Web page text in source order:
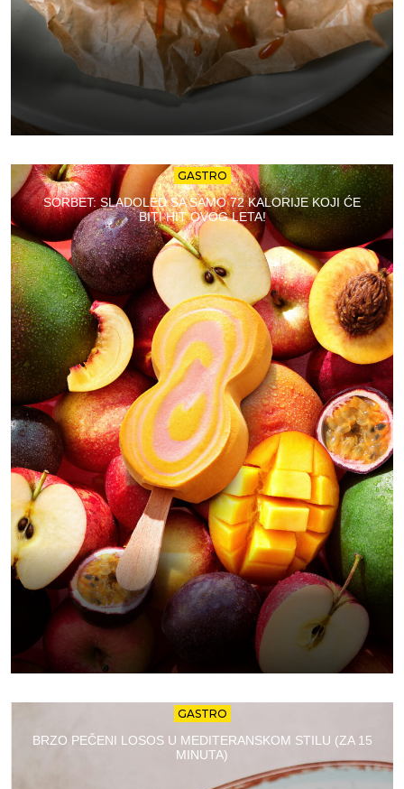
GASTRO
SORBET: SLADOLED SA SAMO 72 KALORIJE KOJI ĆE
BITI HIT OVOG LETA!
GASTRO
BRZO PEČENI LOSOS U MEDITERANSKOM STILU (ZA 15
MINUTA)